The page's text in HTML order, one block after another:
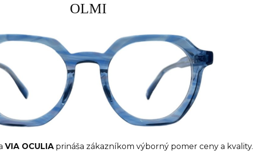
OLMI
VIA OCULIAprináša zákazníkom výborný pomer ceny a kvality.